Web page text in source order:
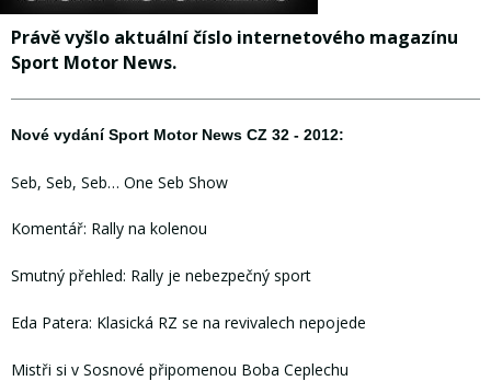
Právě vyšlo aktuální číslo internetového magazínu
Sport Motor News.
Nové vydání Sport Motor News CZ 32 - 2012:
Seb, Seb, Seb… One Seb Show
Komentář: Rally na kolenou
Smutný přehled: Rally je nebezpečný sport
Eda Patera: Klasická RZ se na revivalech nepojede
Mistři si v Sosnové připomenou Boba Ceplechu